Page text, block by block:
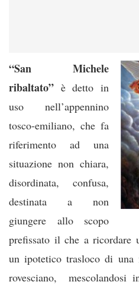
“San Michele
ribaltato” è detto in
uso nell’appennino
tosco-emiliano, che fa
riferimento ad una
situazione non chiara,
disordinata, confusa,
destinata a non
giungere allo scopo
prefissato il che a ricordare
un ipotetico trasloco di una
rovesciano, mescolandosi